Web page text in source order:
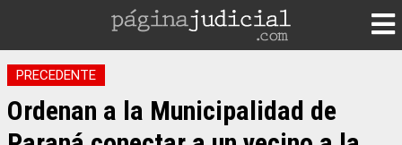
PRECEDENTE
Ordenan a la Municipalidad de